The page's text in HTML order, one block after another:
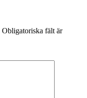
Obligatoriska fält är